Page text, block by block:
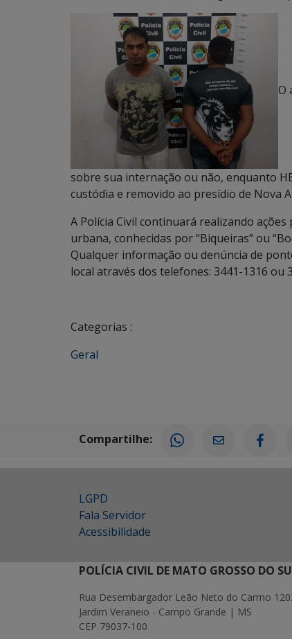
O
sobre sua internação ou não, enquanto
custódia e removido ao presídio de Nova
A Polícia Civil continuará realizando
urbana, conhecidas por “Biqueiras” ou
Qualquer informação ou denúncia de
local através dos telefones: 3441-1316 ou
Categorias :
Geral
Compartilhe:
LGPD
Fala Servidor
Acessibilidade
POLÍCIA CIVIL DE MATO GROSSO DO
Rua Desembargador Leão Neto do Carmo
Jardim Veraneio - Campo Grande | MS
CEP 79037-100